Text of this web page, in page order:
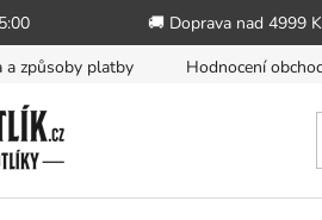
🚚 Doprava nad 4999
a způsoby platby Hodnocení